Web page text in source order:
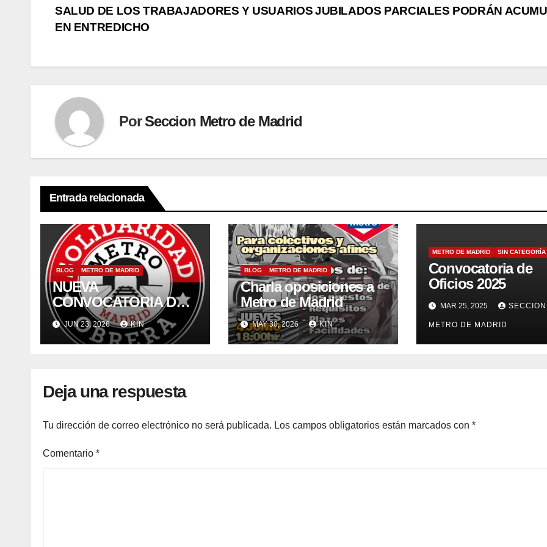
de
JUBILADOS PARCIALES PODRÁN
SALUD DE LOS TRABAJADORES Y USUARIOS
EN ENTREDICHO
PorSeccion Metro de Madrid
Entrada relacionada
BLOG METRO DE MADRID
NUEVA
CONVOCATORIA DE
EMPLEO PARA
METRO DE MADRID
2026
JUN 23, 2026 KIN_
BLOG METRO DE MADRID
Charla oposiciones a
Metro de Madrid
MAY 30, 2026 KIN_
METRO DE MADRID SIN CATEGORÍA
Convocatoria de
Oficios 2025
MAR 25, 2025 SECCION
METRO DE MADRID
Deja una respuesta
Tu dirección de correo electrónico no será publicada. Los campos obligatorios están marcados con *
Comentario *